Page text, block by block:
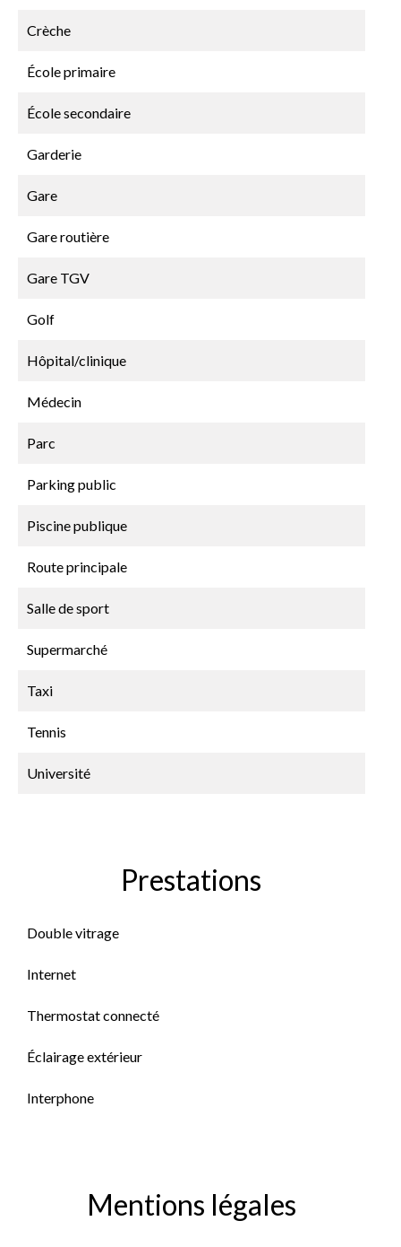
Crèche
École primaire
École secondaire
Garderie
Gare
Gare routière
Gare TGV
Golf
Hôpital/clinique
Médecin
Parc
Parking public
Piscine publique
Route principale
Salle de sport
Supermarché
Taxi
Tennis
Université
Prestations
Double vitrage
Internet
Thermostat connecté
Éclairage extérieur
Interphone
Mentions légales